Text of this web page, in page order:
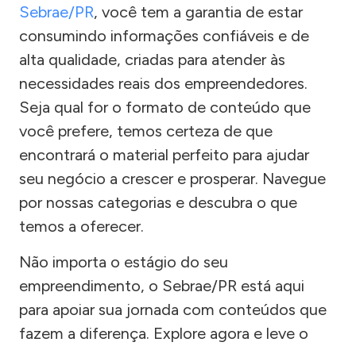
Sebrae/PR, você tem a garantia de estar
consumindo informações confiáveis e de
alta qualidade, criadas para atender às
necessidades reais dos empreendedores.
Seja qual for o formato de conteúdo que
você prefere, temos certeza de que
encontrará o material perfeito para ajudar
seu negócio a crescer e prosperar. Navegue
por nossas categorias e descubra o que
temos a oferecer.
Não importa o estágio do seu
empreendimento, o Sebrae/PR está aqui
para apoiar sua jornada com conteúdos que
fazem a diferença. Explore agora e leve o